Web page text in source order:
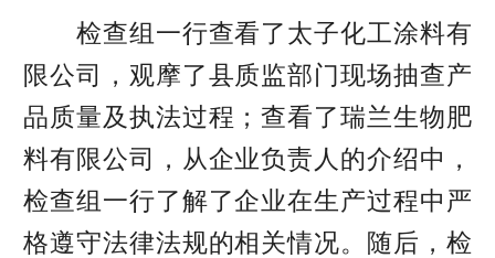
检查组一行查看了太子化工涂料有
限公司，观摩了县质监部门现场抽查产
品质量及执法过程；查看了瑞兰生物肥
料有限公司，从企业负责人的介绍中，
检查组一行了解了企业在生产过程中严
格遵守法律法规的相关情况。随后，检